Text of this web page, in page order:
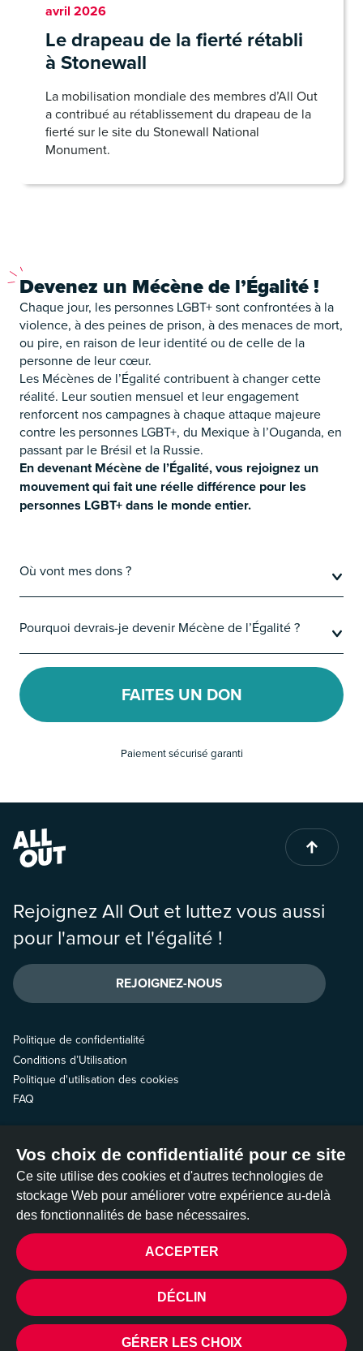
avril 2026
Le drapeau de la fierté rétabli
à Stonewall
La mobilisation mondiale des membres d’All Out
a contribué au rétablissement du drapeau de la
fierté sur le site du Stonewall National
Monument.
Devenez un Mécène de l’Égalité !
Chaque jour, les personnes LGBT+ sont confrontées à la
violence, à des peines de prison, à des menaces de mort,
ou pire, en raison de leur identité ou de celle de la
personne de leur cœur.
Les Mécènes de l’Égalité contribuent à changer cette
réalité. Leur soutien mensuel et leur engagement
renforcent nos campagnes à chaque attaque majeure
contre les personnes LGBT+, du Mexique à l’Ouganda, en
passant par le Brésil et la Russie.
En devenant Mécène de l’Égalité, vous rejoignez un
mouvement qui fait une réelle différence pour les
personnes LGBT+ dans le monde entier.
Où vont mes dons ?
Pourquoi devrais-je devenir Mécène de l’Égalité ?
FAITES UN DON
Paiement sécurisé garanti
Rejoignez All Out et luttez vous aussi
pour l'amour et l'égalité !
REJOIGNEZ-NOUS
Politique de confidentialité
Conditions d’Utilisation
Politique d'utilisation des cookies
FAQ
Suivez-nous
All Out est gérée par deux organisations américaines à but non lucratif :
All Out Action Fund, Inc, 501(c)(4), et All Out Impact Fund, Inc, 501(c)(3).
©2026 All Out
Réalisé par
Vos choix de confidentialité pour ce site
Ce site utilise des cookies et d'autres technologies de
stockage Web pour améliorer votre expérience au-delà
des fonctionnalités de base nécessaires.
ACCEPTER
DÉCLIN
GÉRER LES CHOIX